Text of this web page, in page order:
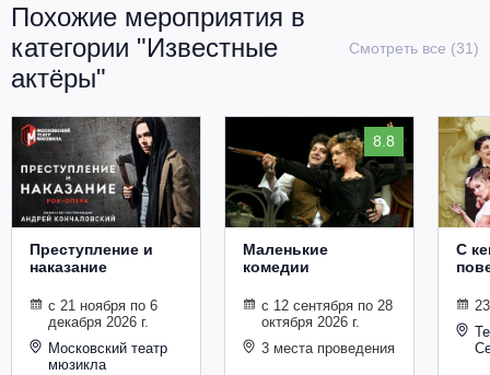
Похожие мероприятия в
категории "Известные
актёры"
Смотреть все (31)
Преступление и
наказание
с 21 ноября по 6
декабря 2026 г.
Московский театр
мюзикла
8.8
Маленькие
комедии
с 12 сентября по 28
октября 2026 г.
3 места проведения
С